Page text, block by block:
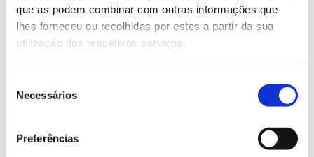
que as podem combinar com outras informações que
lhes forneceu ou recolhidas por estes a partir da sua
utilização dos respetivos serviços.
Necessários
Preferências
Genoma do priolo e de outras espécies em risco:
conhecer para conservar
Registar galhas de Trichi em acácia-das-espigas: